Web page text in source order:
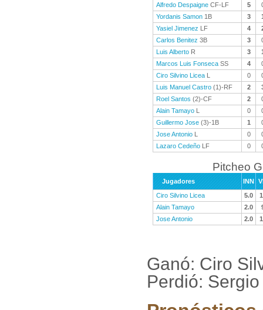
Alfredo Despaigne CF-LF 5
Yordanis Samon 1B 3
Yasiel Jimenez LF 4
Carlos Benitez 3B 3
Luis Alberto R 3
Marcos Luis Fonseca SS 4
Ciro Silvino Licea L 0
Luis Manuel Castro (1)-RF 2
Roel Santos (2)-CF 2
Alain Tamayo L 0
Guillermo Jose (3)-1B 1
Jose Antonio L 0
Lazaro Cedeño LF 0
Pitcheo
Jugadores INN
Ciro Silvino Licea
5.0
Alain Tamayo
2.0
Jose Antonio
2.0
Ganó: Ciro
Perdió: